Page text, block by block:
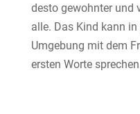
desto gewohnter und
alle. Das Kind kann
Umgebung mit dem
ersten Worte